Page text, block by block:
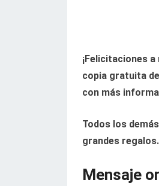
¡Felicitaciones
copia gratuita
con más
Todos los
grandes regalos.
Mensaje